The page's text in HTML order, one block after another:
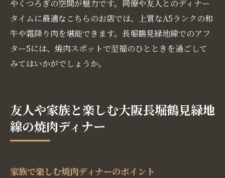
やくつろぎの空間が魅力です。同僚や友人とのディナー
タイムに最適なこちらのお店では、上質なA5ランクの和
牛や霜降り肉を堪能できます。長堀鶴見緑地線でのアフ
ター5には、焼肉スポットで至福のひとときを過ごして
みてはいかがでしょうか。
友人や家族と楽しむ大阪長堀鶴見緑地
線の焼肉ディナー
家族で楽しむ焼肉ディナーのポイント